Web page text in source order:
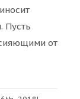
Пусть
от